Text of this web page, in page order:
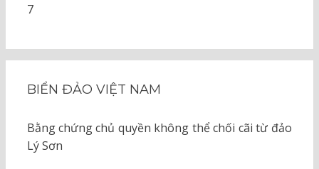
7
BIỂN ĐẢO VIỆT NAM
Bằng chứng chủ quyền không thể chối cãi từ đảo
Lý Sơn